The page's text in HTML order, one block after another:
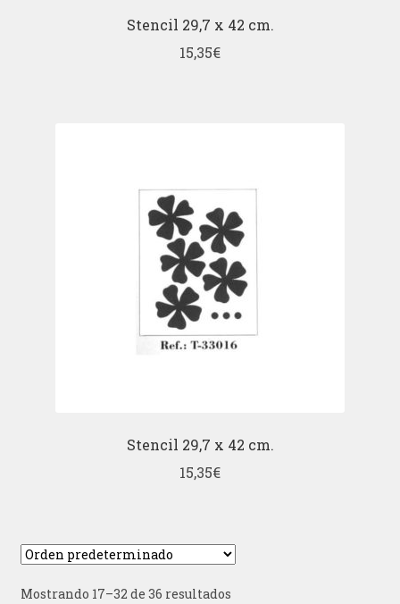
Stencil 29,7 x 42 cm.
15,35€
Stencil 29,7 x 42 cm.
15,35€
Mostrando 17–32 de 36 resultados